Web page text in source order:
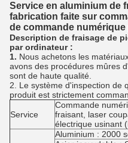
Service en aluminium de
fabrication faite sur
de commande
Description de fraisage de
par ordinateur :
1. Nous achetons les
avons des procédures mûres
sont de haute qualité.
2. Le système d'inspection de
produit est strictement
Service
Commande
fraisant, laser
électrique usinant
Aluminium : 2000